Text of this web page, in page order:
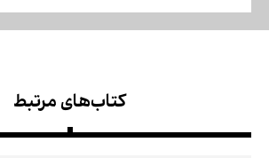
کتاب‌های مرتبط